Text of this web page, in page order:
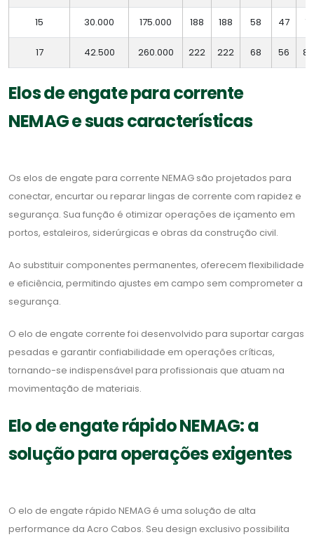
15 30.000 175.000 188 188 58 47 71
17 42.500 260.000 222 222 68 56 84
Elos de engate para corrente
NEMAG e suas características
Os elos de engate para corrente NEMAG são projetados para
conectar, encurtar ou reparar lingas de corrente com rapidez e
segurança. Sua função é otimizar operações de içamento em
portos, estaleiros, siderúrgicas e obras da construção civil.
Ao substituir componentes permanentes, oferecem flexibilidade
e eficiência, permitindo ajustes em campo sem comprometer a
segurança.
O elo de engate corrente foi desenvolvido para suportar cargas
pesadas e garantir confiabilidade em operações críticas,
tornando-se indispensável para profissionais que atuam na
movimentação de materiais.
Elo de engate rápido NEMAG: a
solução para operações exigentes
O elo de engate rápido NEMAG é uma solução de alta
performance da Acro Cabos. Seu design exclusivo possibilita